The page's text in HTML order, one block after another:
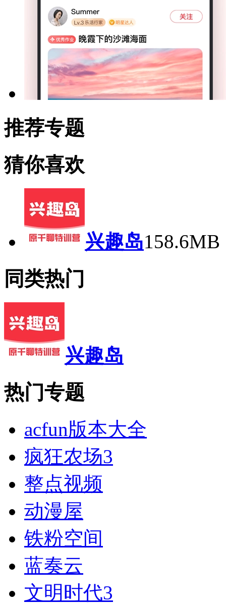
推荐专题
猜你喜欢
兴趣岛
同类热门
兴趣岛
热门专题
acfun版本大全
疯狂农场3
整点视频
动漫屋
铁粉空间
蓝奏云
文明时代3